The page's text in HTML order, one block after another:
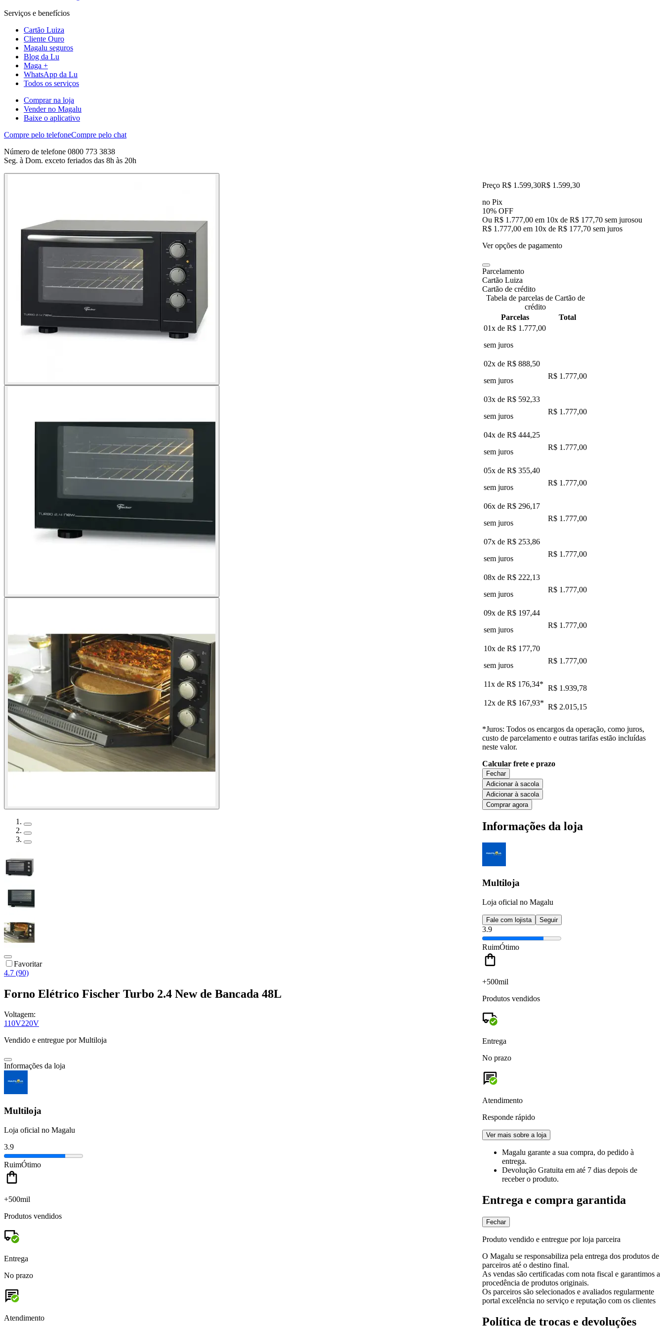
Serviços e benefícios
Cartão Luiza
Cliente Ouro
Magalu seguros
Blog da Lu
Maga +
WhatsApp da Lu
Todos os serviços
Comprar na loja
Vender no Magalu
Baixe o aplicativo
Compre pelo telefoneCompre pelo chat
Número de telefone 0800 773 3838
Seg. à Dom. exceto feriados das 8h às 20h
Favoritar
4.7 (90)
Forno Elétrico Fischer Turbo 2.4 New de Bancada 48L
Voltagem:
110V220V
Vendido e entregue por Multiloja
Informações da loja
Multiloja
Loja oficial no Magalu
3.9
RuimÓtimo
+500mil
Produtos vendidos
Entrega
No prazo
Atendimento
Preço R$ 1.599,30R$ 1.599,30
no Pix
10% OFF
Ou R$ 1.777,00 em 10x de R$ 177,70 sem jurosou
R$ 1.777,00 em 10x de R$ 177,70 sem juros
Ver opções de pagamento
Parcelamento
Cartão Luiza
Cartão de crédito
Tabela de parcelas de Cartão de
crédito
Parcelas
Total
01x de R$ 1.777,00
sem juros
02x de R$ 888,50
sem juros
R$ 1.777,00
03x de R$ 592,33
sem juros
R$ 1.777,00
04x de R$ 444,25
sem juros
R$ 1.777,00
05x de R$ 355,40
sem juros
R$ 1.777,00
06x de R$ 296,17
sem juros
R$ 1.777,00
07x de R$ 253,86
sem juros
R$ 1.777,00
08x de R$ 222,13
sem juros
R$ 1.777,00
09x de R$ 197,44
sem juros
R$ 1.777,00
10x de R$ 177,70
sem juros
R$ 1.777,00
11x de R$ 176,34* R$ 1.939,78
12x de R$ 167,93* R$ 2.015,15
*Juros: Todos os encargos da operação, como juros,
custo de parcelamento e outras tarifas estão incluídas
neste valor.
Calcular frete e prazo
Fechar
Adicionar à sacola
Adicionar à sacola
Comprar agora
Informações da loja
Multiloja
Loja oficial no Magalu
Fale com lojista Seguir
3.9
RuimÓtimo
+500mil
Produtos vendidos
Entrega
No prazo
Atendimento
Responde rápido
Ver mais sobre a loja
Magalu garante a sua compra, do pedido à
entrega.
Devolução Gratuita em até 7 dias depois de
receber o produto.
Entrega e compra garantida
Fechar
Produto vendido e entregue por loja parceira
O Magalu se responsabiliza pela entrega dos produtos de
parceiros até o destino final.
As vendas são certificadas com nota fiscal e garantimos a
procedência de produtos originais.
Os parceiros são selecionados e avaliados regularmente
portal excelência no serviço e reputação com os clientes
Política de trocas e devoluções